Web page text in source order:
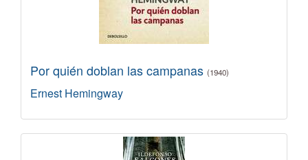
Por quién doblan las campanas (1940)
Ernest Hemingway